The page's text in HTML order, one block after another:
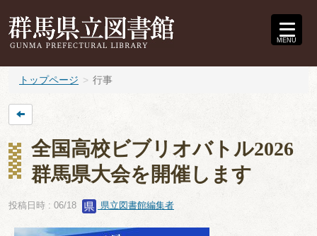
MENU
トップページ 行事
全国高校ビブリオバトル2026
群馬県大会を開催します
投稿日時 : 06/18 県立図書館編集者